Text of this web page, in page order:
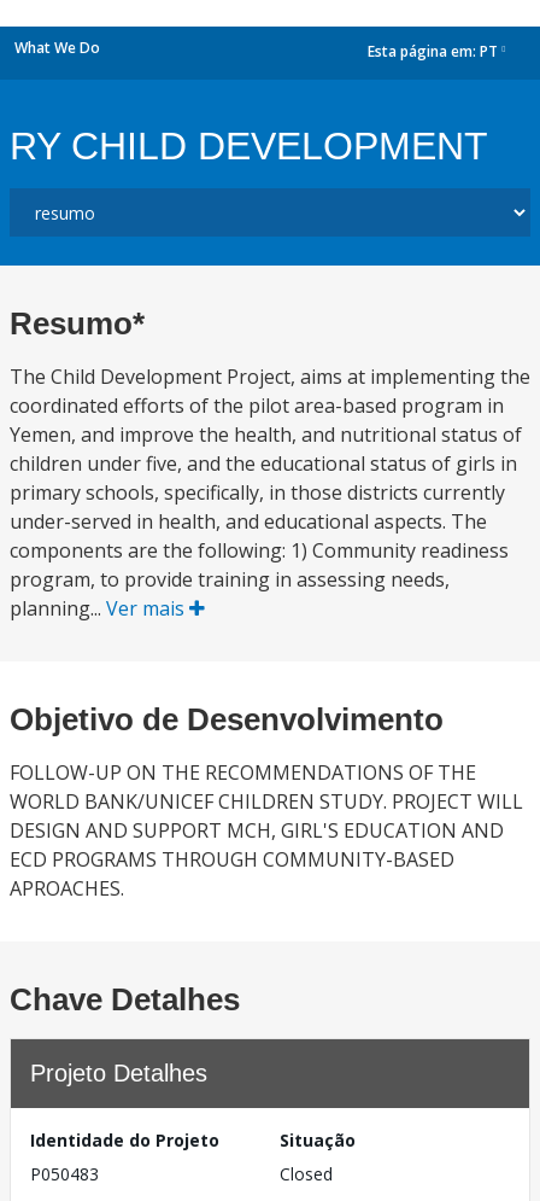
What We Do Esta página em: PT
RY CHILD DEVELOPMENT
Resumo*
The Child Development Project, aims at implementing the
coordinated efforts of the pilot area-based program in
Yemen, and improve the health, and nutritional status of
children under five, and the educational status of girls in
primary schools, specifically, in those districts currently
under-served in health, and educational aspects. The
components are the following: 1) Community readiness
program, to provide training in assessing needs,
planning... Ver mais
Objetivo de Desenvolvimento
FOLLOW-UP ON THE RECOMMENDATIONS OF THE
WORLD BANK/UNICEF CHILDREN STUDY. PROJECT WILL
DESIGN AND SUPPORT MCH, GIRL'S EDUCATION AND
ECD PROGRAMS THROUGH COMMUNITY-BASED
APROACHES.
Chave Detalhes
Projeto Detalhes
Identidade do Projeto
P050483
Situação
Closed